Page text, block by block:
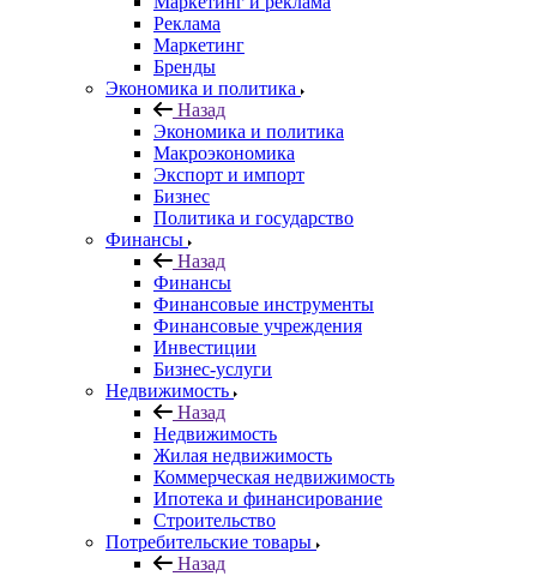
Реклама
Маркетинг
Бренды
Экономика и политика
Назад
Экономика и политика
Макроэкономика
Экспорт и импорт
Бизнес
Политика и государство
Финансы
Назад
Финансы
Финансовые инструменты
Финансовые учреждения
Инвестиции
Бизнес-услуги
Недвижимость
Назад
Недвижимость
Жилая недвижимость
Коммерческая недвижимость
Ипотека и финансирование
Строительство
Потребительские товары
Назад